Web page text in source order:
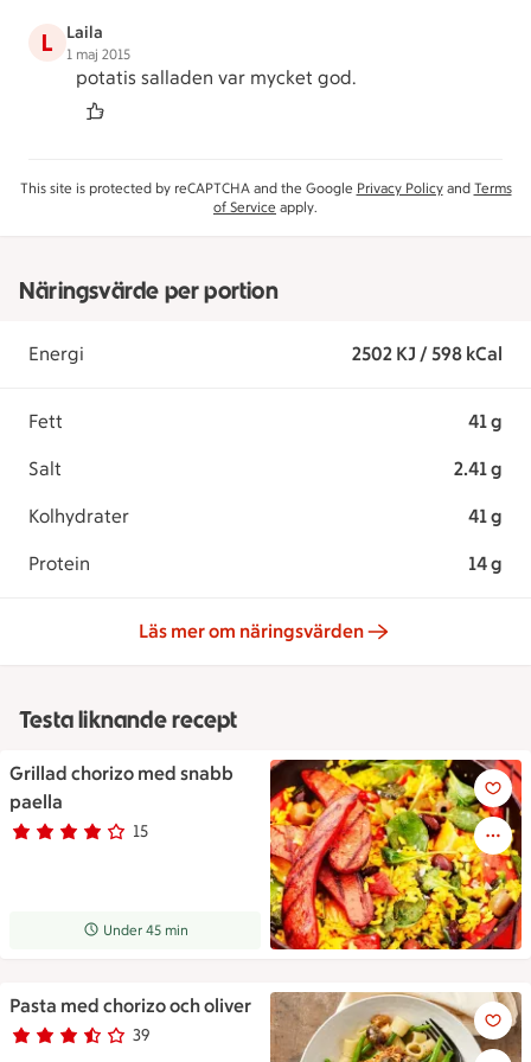
L Laila
1 maj 2015
potatis salladen var mycket god.
This site is protected by reCAPTCHA and the Google Privacy Policyand Terms
of Service apply.
Näringsvärde per portion
Energi 2502 KJ / 598 kCal
Fett 41 g
Salt 2.41 g
Kolhydrater 41 g
Protein 14 g
Läs mer om näringsvärden
Testa liknande recept
Grillad chorizo med snabb
paella
Betyg 3.8 av 5. 15
15 personer har röstat
Receptet tar Under 45 min att tillaga
Under 45 min
Grillad chorizo med snabb
Pasta med chorizo och oliver
Betyg 3.5 av 5. 39
39 personer har röstat
Pasta med chorizo och oliver